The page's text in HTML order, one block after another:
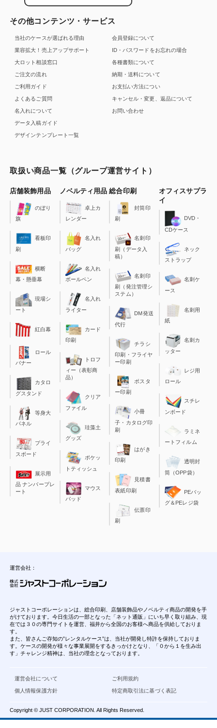
その他コンテンツ・サービス
当社のケースが選ばれる理由
業容拡大！売上アップサポート
大ロット相談窓口
ご注文の流れ
ご利用ガイド
よくあるご質問
名入れについて
データ入稿ガイド
デザインテンプレート一覧
会員登録について
ID・パスワードをお忘れの場合
各種書類について
納期・送料について
お支払い方法につい
キャンセル・変更、返品について
お問い合わせ
取扱い商品一覧（グループ運営サイト）
店舗装飾用品
のぼり
旗
看板印
刷
横断
幕・懸垂幕
現場シ
ート
紅白幕
ロール
バナー
カタロ
グスタンド
等身大
パネル
プライ
スボード
展示用
品 ナンバープレ
ート
ノベルティ用品
卓上カ
レンダー
名入れ
バッグ
名入れ
ボールペン
名入れ
ライター
カード
印刷
トロフ
ィー（表彰商
品）
クリア
ファイル
珪藻土
グッズ
ポケッ
トティッシュ
マウス
パッド
総合印刷
封筒印
刷
名刺印
刷（データ入
稿）
名刺印
刷（発注管理シ
ステム）
DM発送
代行
チラシ
印刷・フライヤ
ー印刷
ポスタ
ー印刷
小冊
子・カタログ印
刷
はがき
印刷
見積書
表紙印刷
伝票印
刷
オフィスサプラ
イ
DVD・
CDケース
ネック
ストラップ
名刺ケ
ース
名刺用
紙
名刺カ
ッター
レジ用
ロール
スチレ
ンボード
ラミネ
ートフィルム
透明封
筒（OPP袋）
PEバッ
グ＆PEレジ袋
運営会社：
ジャストコーポレーションは、総合印刷、店舗装飾品やノベルティ商品の開発を手
がけております。今日生活の一部となった「ネット通販」にいち早く取り組み、現
在では３０の専門サイトを運営、福井から全国のお客様へ商品を供給しておりま
す。
また、皆さんご存知の”レンタルケース”は、当社が開発し特許を保持しておりま
す。ケースの開発が様々な事業展開をするきっかけとなり、「０から１を生み出
す」チャレンジ精神は、当社の理念となっております。
運営会社について
個人情報保護方針
ご利用規約
特定商取引法に基づく表記
Copyright © JUST CORPORATION. All Rights Reserved.